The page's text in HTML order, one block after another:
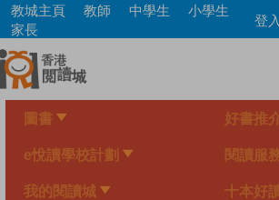
Skip
main
content
教城主頁 教師 中學生
小學生
家長
登
圖書 好書推
e悅讀學校計劃 閱讀服
我的閱讀城 十本好